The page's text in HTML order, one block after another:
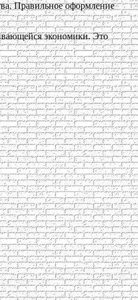
Правильное оформление
экономики. Это